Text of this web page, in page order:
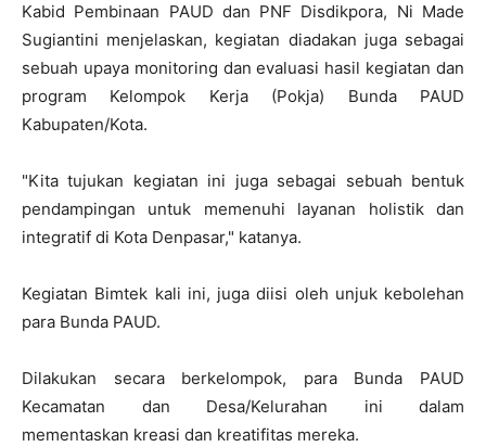
Kabid Pembinaan PAUD dan PNF Disdikpora, Ni Made
Sugiantini menjelaskan, kegiatan diadakan juga sebagai
sebuah upaya monitoring dan evaluasi hasil kegiatan dan
program Kelompok Kerja (Pokja) Bunda PAUD
Kabupaten/Kota.
"Kita tujukan kegiatan ini juga sebagai sebuah bentuk
pendampingan untuk memenuhi layanan holistik dan
integratif di Kota Denpasar," katanya.
Kegiatan Bimtek kali ini, juga diisi oleh unjuk kebolehan
para Bunda PAUD.
Dilakukan secara berkelompok, para Bunda PAUD
Kecamatan dan Desa/Kelurahan ini dalam
mementaskan kreasi dan kreatifitas mereka.